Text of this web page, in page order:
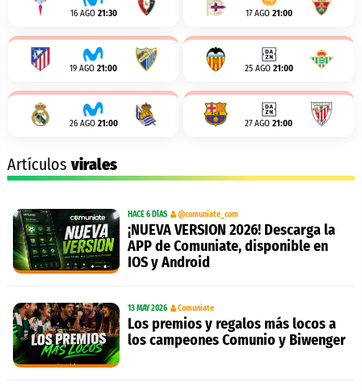
16 AGO 21:30 17 AGO 21:00
19 AGO 21:00 25 AGO 21:00
26 AGO 21:00 27 AGO 21:00
Artículosvirales
HACE 6 DÍAS @comuniate_com
¡NUEVA VERSION 2026! Descarga la
APP de Comuniate, disponible en
IOS y Android
13 MAY 2026 Comuniate
Los premios y regalos más locos a
los campeones Comunio y Biwenger